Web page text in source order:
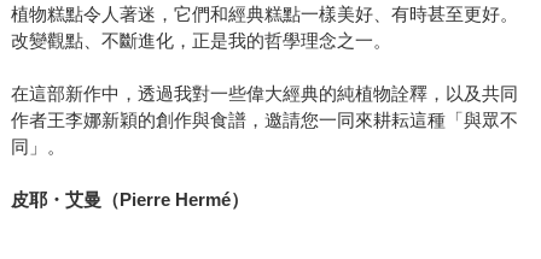
植物糕點令人著迷，它們和經典糕點一樣美好、有時甚至更好。
改變觀點、不斷進化，正是我的哲學理念之一。
在這部新作中，透過我對一些偉大經典的純植物詮釋，以及共同
作者王李娜新穎的創作與食譜，邀請您一同來耕耘這種「與眾不
同」。
皮耶・艾曼（Pierre Hermé）